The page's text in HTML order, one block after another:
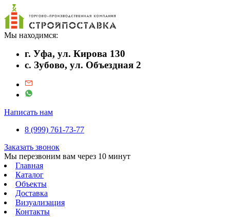
Мы находимся:
г. Уфа, ул. Кирова 130
с. Зубово, ул. Объездная 2
Написать нам
8 (999) 761-73-77
Заказать звонок
Мы перезвоним вам через 10 минут
Главная
Каталог
Объекты
Доставка
Визуализация
Контакты